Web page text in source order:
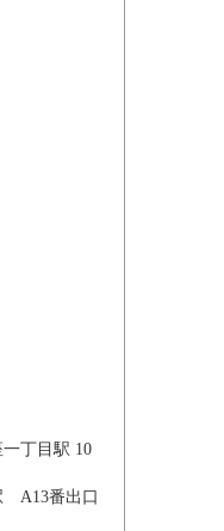
丁目駅 10
A13番出口